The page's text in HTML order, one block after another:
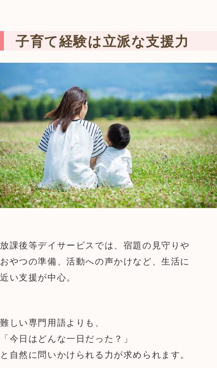
子育て経験は立派な支援力
放課後等デイサービスでは、宿題の見守りや
おやつの準備、活動への声かけなど、生活に
近い支援が中心。
難しい専門用語よりも、
「今日はどんな一日だった？」
と自然に問いかけられる力が求められます。